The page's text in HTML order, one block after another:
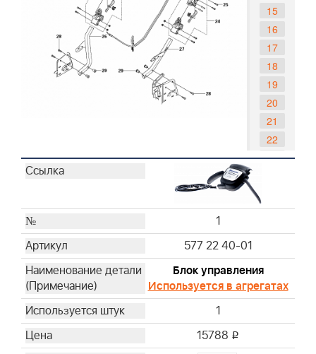
15
16
17
18
19
20
21
22
23
26
27
1
577 22 40-01
Блок управления
Используется в агрегатах
1
15788 i